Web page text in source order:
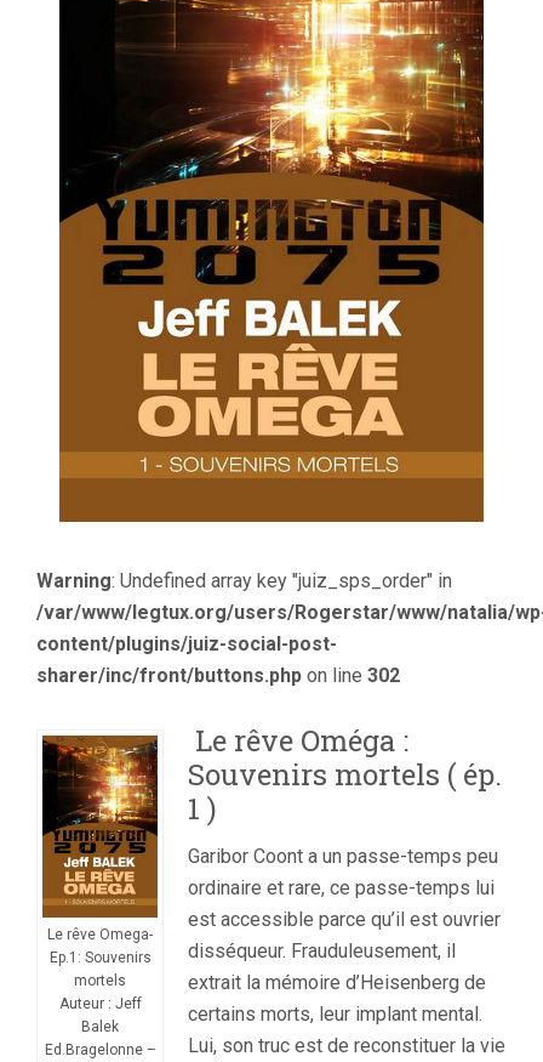
BALEK
Warning: Undefined array key "juiz_sps_order" in
/var/www/legtux.org/users/Rogerstar/www/natalia/
content/plugins/juiz-social-post-
sharer/inc/front/buttons.php on line 302
Le rêve Omega-
Ep.1: Souvenirs
mortels
Auteur : Jeff
Balek
Ed.Bragelonne –
Le rêve Oméga :
Souvenirs mortels ( ép.
1 )
Garibor Coont a un passe-temps peu
ordinaire et rare, ce passe-temps lui
est accessible parce qu’il est ouvrier
disséqueur. Frauduleusement, il
extrait la mémoire d’Heisenberg de
certains morts, leur implant mental.
Lui, son truc est de reconstituer la vie